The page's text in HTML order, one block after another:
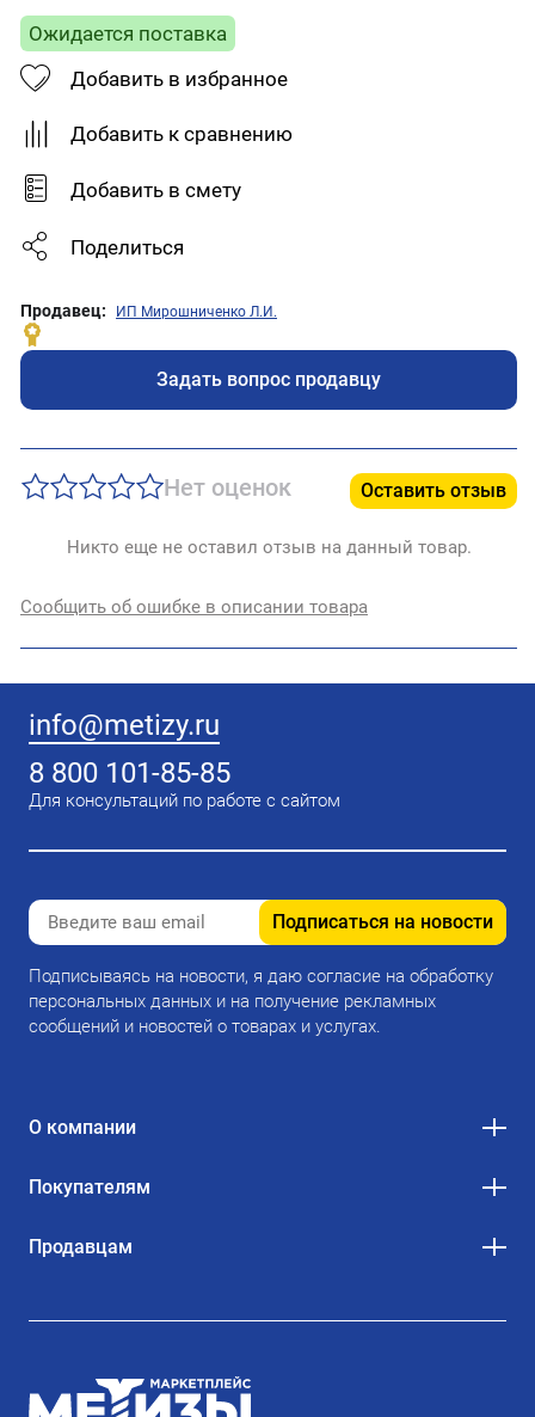
Ожидается поставка
Добавить в избранное
Добавить к сравнению
Добавить в смету
Поделиться
Продавец: ИП Мирошниченко Л.И.
Задать вопрос продавцу
Нет оценок Оставить отзыв
Никто еще не оставил отзыв на данный товар.
Сообщить об ошибке в описании товара
info@metizy.ru
8 800 101-85-85
Для консультаций по работе с сайтом
Подписаться на новости
Подписываясь на новости, я даю согласие на обработку
персональных данных и на получение рекламных
сообщений и новостей о товарах и услугах.
О компании
Покупателям
Продавцам